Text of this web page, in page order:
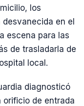
los
en el
escena para las
de trasladarla de
local.
diagnosticó
orificio de entrada